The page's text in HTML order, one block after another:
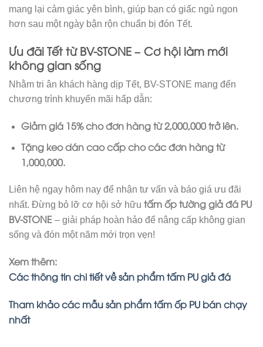
mang lại cảm giác yên bình, giúp bạn có giấc ngủ ngon
hơn sau một ngày bận rộn chuẩn bị đón Tết.
Ưu đãi Tết từ BV-STONE – Cơ hội làm mới
không gian sống
Nhằm tri ân khách hàng dịp Tết, BV-STONE mang đến
chương trình khuyến mãi hấp dẫn:
Giảm giá 15% cho đơn hàng từ 2,000,000 trở lên.
Tặng keo dán cao cấp cho các đơn hàng từ
1,000,000.
Liên hệ ngay hôm nay để nhận tư vấn và báo giá ưu đãi
nhất. Đừng bỏ lỡ cơ hội sở hữu tấm ốp tường giả đá PU
BV-STONE – giải pháp hoàn hảo để nâng cấp không gian
sống và đón một năm mới trọn vẹn!
Xem thêm:
Các thông tin chi tiết về sản phẩm tấm PU giả đá
Tham khảo các mẫu sản phẩm tấm ốp PU bán chạy
nhất